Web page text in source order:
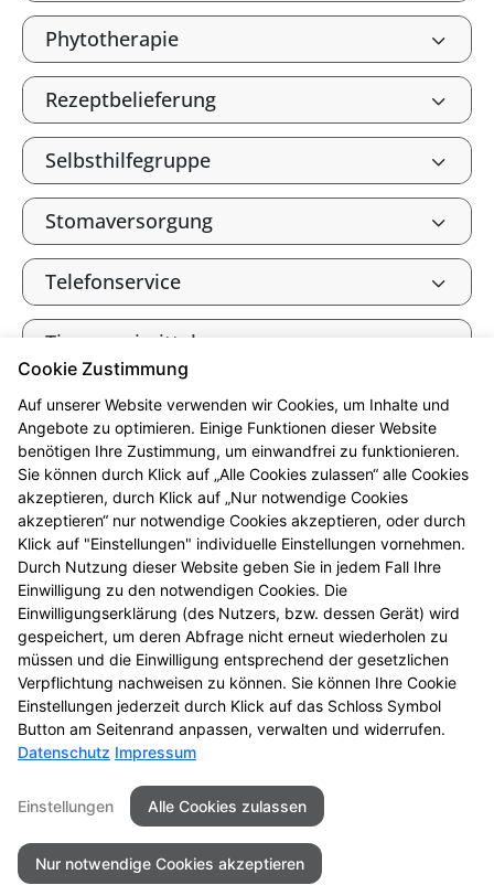
Phytotherapie
Rezeptbelieferung
Selbsthilfegruppe
Stomaversorgung
Telefonservice
Tierarzneimittel
Verbandkasten, Haus- und
Reiseapotheke
Vorträge und Seminare
Warenlager
Wellness-Produkte
Wunden
Seitenübersicht Kontakt
Impressum
Datenschutz
Barrierefreiheit
© 2026 Apotheke Lingenfeld
Cookie Zustimmung
Auf unserer Website verwenden wir Cookies, um Inhalte und
Angebote zu optimieren. Einige Funktionen dieser Website
benötigen Ihre Zustimmung, um einwandfrei zu funktionieren.
Sie können durch Klick auf „Alle Cookies zulassen“ alle Cookies
akzeptieren, durch Klick auf „Nur notwendige Cookies
akzeptieren“ nur notwendige Cookies akzeptieren, oder durch
Klick auf "Einstellungen" individuelle Einstellungen vornehmen.
Durch Nutzung dieser Website geben Sie in jedem Fall Ihre
Einwilligung zu den notwendigen Cookies. Die
Einwilligungserklärung (des Nutzers, bzw. dessen Gerät) wird
gespeichert, um deren Abfrage nicht erneut wiederholen zu
müssen und die Einwilligung entsprechend der gesetzlichen
Verpflichtung nachweisen zu können. Sie können Ihre Cookie
Einstellungen jederzeit durch Klick auf das Schloss Symbol
Button am Seitenrand anpassen, verwalten und widerrufen.
Datenschutz Impressum
Einstellungen Alle Cookies zulassen
Nur notwendige Cookies akzeptieren